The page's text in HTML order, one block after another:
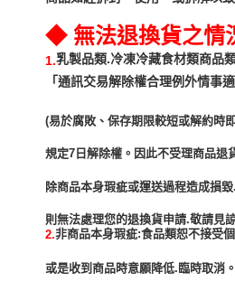
◆ 無法退換貨之情
1.乳製品類.冷凍冷藏食材類商品
「通訊交易解除權合理例外情事
(易於腐敗、保存期限較短或解約時
規定7日解除權。因此不受理商品退
除商品本身瑕疵或運送過程造成損
2.非商品本身瑕疵:食品類恕不接受
或是收到商品時意願降低.臨時取消